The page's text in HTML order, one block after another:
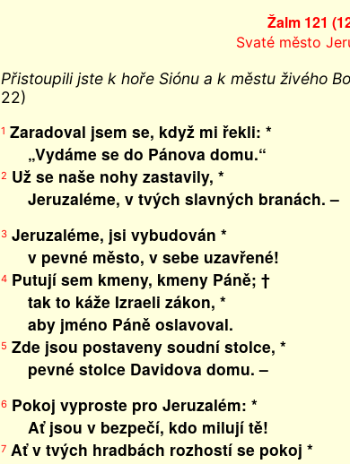
Žalm 121
Svaté město
Přistoupili jste k hoře Siónu a k městu živého
22)
1 Zaradoval jsem se, když mi řekli: *
„Vydáme se do Pánova domu.“
2 Už se naše nohy zastavily, *
Jeruzaléme, v tvých slavných branách. –
3 Jeruzaléme, jsi vybudován *
v pevné město, v sebe uzavřené!
4 Putují sem kmeny, kmeny Páně; †
tak to káže Izraeli zákon, *
aby jméno Páně oslavoval.
5 Zde jsou postaveny soudní stolce, *
pevné stolce Davidova domu. –
6 Pokoj vyproste pro Jeruzalém: *
Ať jsou v bezpečí, kdo milují tě!
7 Ať v tvých hradbách rozhostí se pokoj *